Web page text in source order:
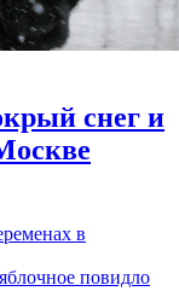
снег и
в
повидло